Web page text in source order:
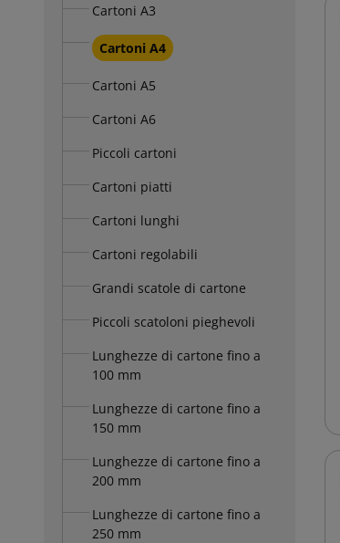
Cartoni A3
Cartoni A4
Cartoni A5
Cartoni A6
Piccoli cartoni
Cartoni piatti
Cartoni lunghi
Cartoni regolabili
Grandi scatole di cartone
Piccoli scatoloni pieghevoli
Lunghezze di cartone fino a
100 mm
Lunghezze di cartone fino a
150 mm
Lunghezze di cartone fino a
200 mm
Lunghezze di cartone fino a
250 mm